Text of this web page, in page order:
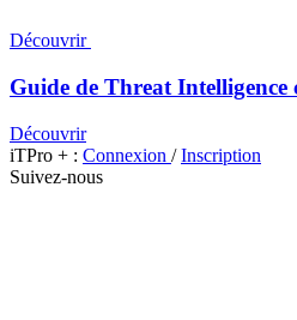
Découvrir
Guide de Threat Intelligence
Découvrir
iTPro + : Connexion /Inscription
Suivez-nous